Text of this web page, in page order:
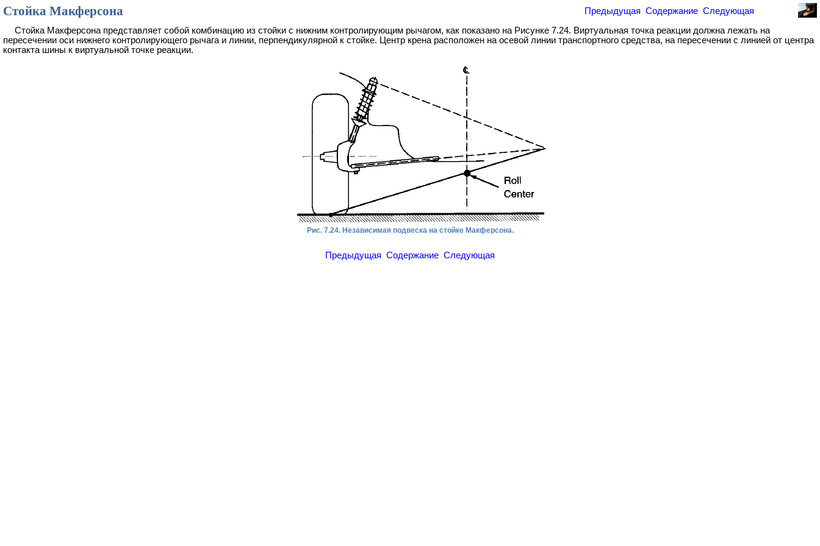
Стойка Макферсона Предыдущая Содержание Следующая
Стойка Макферсона представляет собой комбинацию из стойки с нижним контролирующим рычагом, как показано на Рисунке 7.24. Виртуальная точка реакции должна лежать на
пересечении оси нижнего контролирующего рычага и линии, перпендикулярной к стойке. Центр крена расположен на осевой линии транспортного средства, на пересечении с линией от центра
контакта шины к виртуальной точке реакции.
Рис. 7.24. Независимая подвеска на стойке Макферсона.
Предыдущая Содержание Следующая